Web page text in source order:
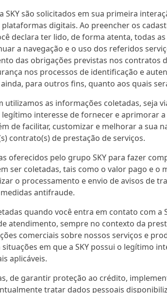
SKY são solicitados em sua primeira
digitais. Ao preencher os
declara ter lido, de forma atenta, todas
a navegação e o uso dos referidos
das obrigações previstas nos contratos
nos processos de identificação e
para outros fins, quanto aos quais
as informações coletadas, seja
interesse de fornecer e aprimorar
de facilitar, customizar e melhorar a sua
contrato(s) de prestação de serviços.
oferecidos pelo grupo SKY para fazer
ser coletadas, tais como o valor pago e o
o processamento e envio de avisos de
antifraude.
quando você entra em contato com a
atendimento, sempre no contexto da
comerciais sobre nossos serviços e
em que a SKY possui o legítimo
aplicáveis.
de garantir proteção ao crédito,
tratar dados pessoais